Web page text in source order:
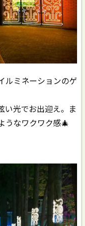
ルミネーションのゲ
い光でお出迎え。ま
うなワクワク感🎄